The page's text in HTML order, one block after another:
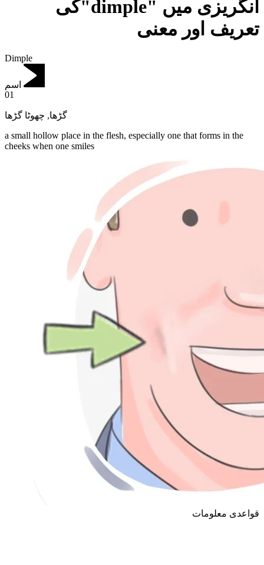
انگریزی میں "dimple"کی
تعریف اور معنی
Dimple
اسم
01
گڑھا, چھوٹا گڑھا
a small hollow place in the flesh, especially one that forms in the
cheeks when one smiles
قواعدی معلومات